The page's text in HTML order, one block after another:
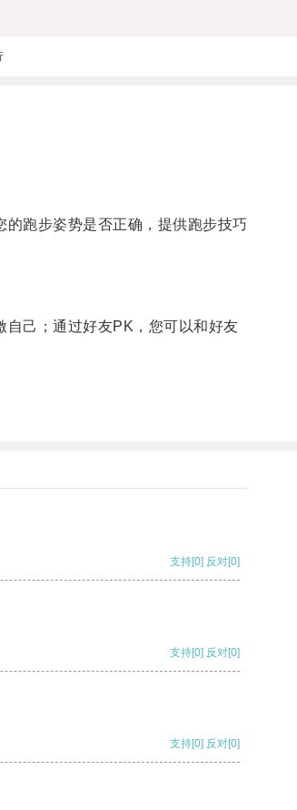
跑步姿势是否正确，提供跑步技巧
己；通过好友PK，您可以和好友
支持[0] 反对[0]
支持[0] 反对[0]
支持[0] 反对[0]